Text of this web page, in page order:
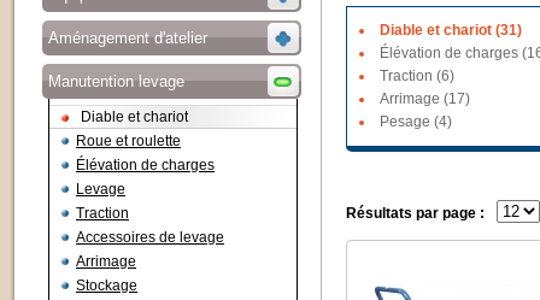
Aménagement d'atelier
Manutention levage
Diable et chariot
Roue et roulette
Élévation de charges
Levage
Traction
Accessoires de levage
Arrimage
Stockage
Diable et chariot (31)
Élévation de charges
Traction (6)
Arrimage (17)
Pesage (4)
Résultats par page :